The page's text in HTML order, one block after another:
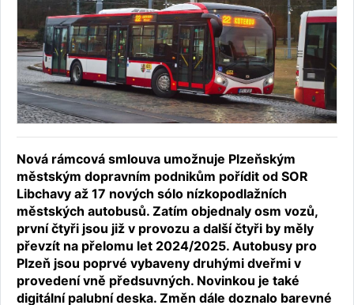
Nová rámcová smlouva umožnuje Plzeňským
městským dopravním podnikům pořídit od SOR
Libchavy až 17 nových sólo nízkopodlažních
městských autobusů. Zatím objednaly osm vozů,
první čtyři jsou již v provozu a další čtyři by měly
převzít na přelomu let 2024/2025. Autobusy pro
Plzeň jsou poprvé vybaveny druhými dveřmi v
provedení vně předsuvných. Novinkou je také
digitální palubní deska. Změn dále doznalo barevné